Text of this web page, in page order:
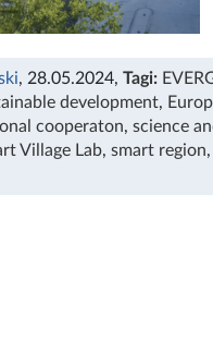
, 28.05.2024, Tagi:
development,
cooperaton, science
Village Lab, smart region,